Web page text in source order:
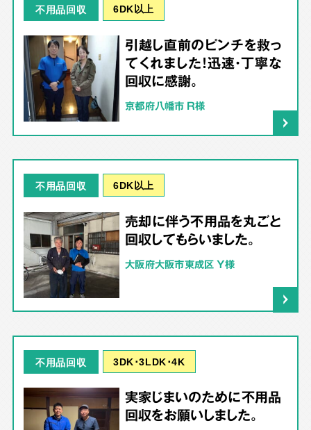
不用品回収 6DK以上
引越し直前のピンチを救っ
てくれました！迅速・丁寧な
回収に感謝。
京都府八幡市 R様
不用品回収 6DK以上
売却に伴う不用品を丸ごと
回収してもらいました。
大阪府大阪市東成区 Y様
不用品回収 3DK･3LDK･4K
実家じまいのために不用品
回収をお願いしました。